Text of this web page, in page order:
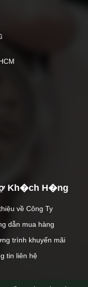
Kh�ch H�ng
về Công Ty
dẫn mua hàng
trình khuyến mãi
tin liên hệ